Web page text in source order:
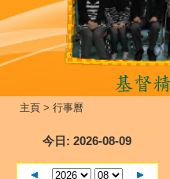
主頁 > 行事曆
今日 : 2026-08-09